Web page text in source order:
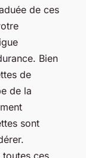
de ces
Bien
de
de la
sont
toutes ces